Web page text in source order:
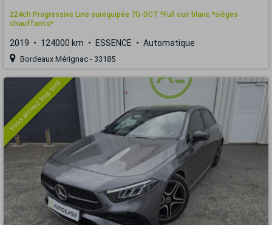
224ch Progressive Line suréquipée 7G-DCT *Full cuir blanc *sièges
chauffants*
2019 124000 km ESSENCE Automatique
Bordeaux Mérignac - 33185
Vous arrivez trop tard